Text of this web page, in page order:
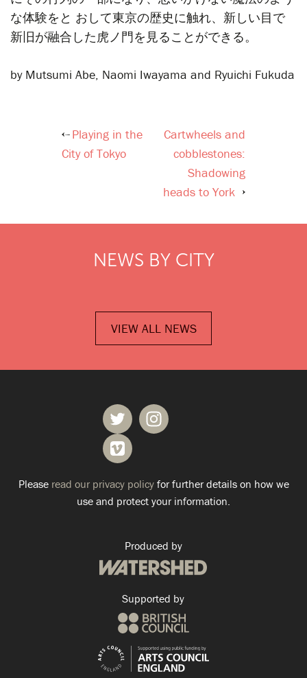
な体験をと おして東京の歴史に触れ、新しい目で
新旧が融合した虎ノ門を見ることができる。
by Mutsumi Abe, Naomi Iwayama and Ryuichi Fukuda
Post
Playing in the
City of Tokyo
Cartwheels and
cobblestones:
Shadowing
heads to York
NEWS BY CITY
VIEW ALL NEWS
Please read our privacy policyfor further details on how we
use and protect your information.
Produced by
Supported by